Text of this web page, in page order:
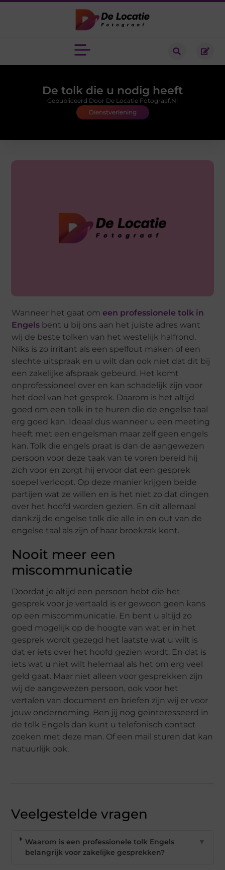
De tolk die u nodig heeft
Dienstverlening
Gepubliceerd Door De Locatie Fotograaf.nl
Wanneer het gaat omeen professionele tolk in
Engels bent u bij ons aan het juiste adres want
wij de beste tolken van het westelijk halfrond.
Niks is zo irritant als een spelfout maken of een
slechte uitspraak en u wilt dan ook niet dat dit bij
een zakelijke afspraak gebeurd. Het komt
onprofessioneel over en kan schadelijk zijn voor
het doel van het gesprek. Daarom is het altijd
goed om een tolk in te huren die de engelse taal
erg goed kan. Ideaal dus wanneer u een meeting
heeft met een engelsman maar zelf geen engels
kan. Tolk die engels praat is dan de aangewezen
persoon voor deze taak van te voren bereid hij
zich voor en zorgt hij ervoor dat een gesprek
soepel verloopt. Op deze manier krijgen beide
partijen wat ze willen en is het niet zo dat dingen
over het hoofd worden gezien. En dit allemaal
dankzij de engelse tolk die alle in en out van de
engelse taal als zijn of haar broekzak kent.
Nooit meer een
miscommunicatie
Doordat je altijd een persoon hebt die het
gesprek voor je vertaald is er gewoon geen kans
op een miscommunicatie. En bent u altijd zo
goed mogelijk op de hoogte van wat er in het
gesprek wordt gezegd het laatste wat u wilt is
dat er iets over het hoofd gezien wordt. En dat is
iets wat u niet wilt helemaal als het om erg veel
geld gaat. Maar niet alleen voor gesprekken zijn
wij de aangewezen persoon, ook voor het
vertalen van document en briefen zijn wij er voor
jouw onderneming. Ben jij nog geïnteresseerd in
de tolk Engels dan kunt u telefonisch contact
zoeken met deze man. Of een mail sturen dat kan
natuurlijk ook.
Veelgestelde vragen
Waarom is een professionele tolk Engels
belangrijk voor zakelijke gesprekken?
▼